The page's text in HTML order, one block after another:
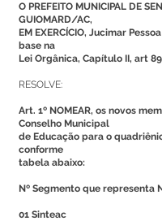
O PREFEITO MUNICIPAL DE
GUIOMARD/AC,
EM EXERCÍCIO, Jucimar
base na
Lei Orgânica, Capítulo II, art
RESOLVE:
Art. 1º NOMEAR, os novos
Conselho Municipal
de Educação para o
conforme
tabela abaixo:
Nº Segmento que representa
01 Sinteac